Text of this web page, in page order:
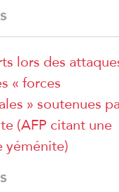
lors des
« forces
» soutenues
(AFP citant une